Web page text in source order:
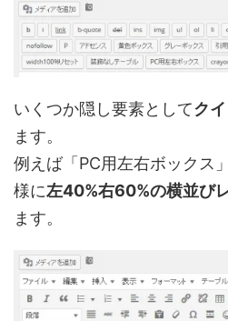
いくつか隠し要素としてク
ます。
例えば「PC用左右ボックス
様に左40%右60%の横並び
ます。